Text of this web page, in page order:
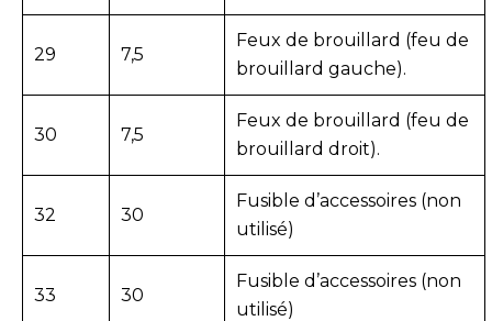
29 7,5
Feux de brouillard (feu de
brouillard gauche).
30 7,5
Feux de brouillard (feu de
brouillard droit).
32 30
Fusible d’accessoires (non
utilisé)
33 30
Fusible d’accessoires (non
utilisé)